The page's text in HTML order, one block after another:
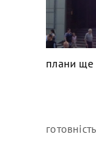
плани ще